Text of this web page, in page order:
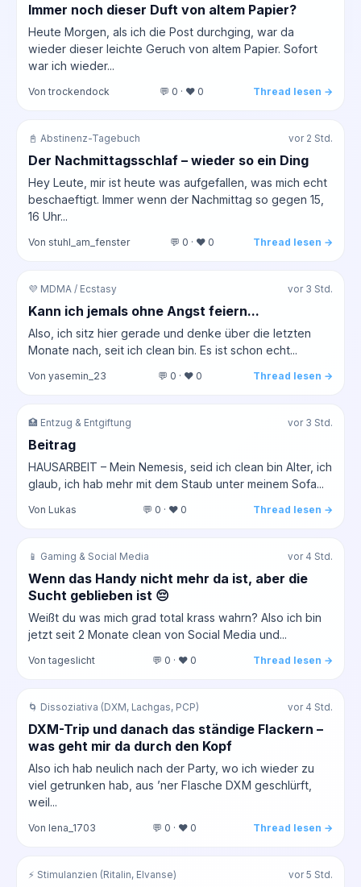
Immer noch dieser Duft von altem Papier?
Heute Morgen, als ich die Post durchging, war da
wieder dieser leichte Geruch von altem Papier. Sofort
war ich wieder...
Von trockendock 💬 0 · ❤️ 0 Thread lesen →
📓 Abstinenz-Tagebuch vor 2 Std.
Der Nachmittagsschlaf – wieder so ein Ding
Hey Leute, mir ist heute was aufgefallen, was mich echt
beschaeftigt. Immer wenn der Nachmittag so gegen 15,
16 Uhr...
Von stuhl_am_fenster 💬 0 · ❤️ 0 Thread lesen →
💜 MDMA / Ecstasy vor 3 Std.
Kann ich jemals ohne Angst feiern...
Also, ich sitz hier gerade und denke über die letzten
Monate nach, seit ich clean bin. Es ist schon echt...
Von yasemin_23 💬 0 · ❤️ 0 Thread lesen →
🏥 Entzug & Entgiftung vor 3 Std.
Beitrag
HAUSARBEIT – Mein Nemesis, seid ich clean bin Alter, ich
glaub, ich hab mehr mit dem Staub unter meinem Sofa...
Von Lukas 💬 0 · ❤️ 0 Thread lesen →
📱 Gaming & Social Media vor 4 Std.
Wenn das Handy nicht mehr da ist, aber die
Sucht geblieben ist 😔
Weißt du was mich grad total krass wahrn? Also ich bin
jetzt seit 2 Monate clean von Social Media und...
Von tageslicht 💬 0 · ❤️ 0 Thread lesen →
🌀 Dissoziativa (DXM, Lachgas, PCP) vor 4 Std.
DXM-Trip und danach das ständige Flackern –
was geht mir da durch den Kopf
Also ich hab neulich nach der Party, wo ich wieder zu
viel getrunken hab, aus ’ner Flasche DXM geschlürft,
weil...
Von lena_1703 💬 0 · ❤️ 0 Thread lesen →
⚡ Stimulanzien (Ritalin, Elvanse) vor 5 Std.